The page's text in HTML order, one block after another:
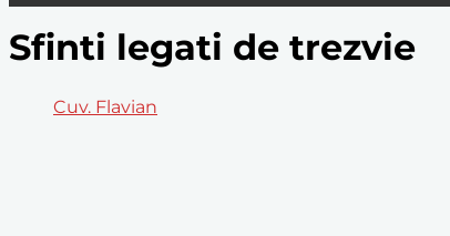
Sfinti legati de trezvie
Cuv. Flavian